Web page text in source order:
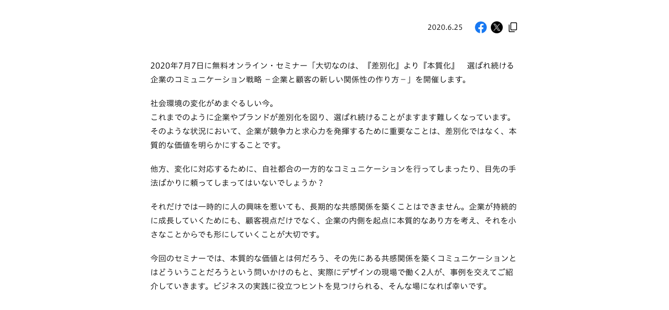
2020.6.25
2020年7月7日に無料オンライン・セミナー「大切なのは、『差別化』より『本質化』 選ばれ続ける
企業のコミュニケーション戦略 −企業と顧客の新しい関係性の作り方−」を開催します。
社会環境の変化がめまぐるしい今。
これまでのように企業やブランドが差別化を図り、選ばれ続けることがますます難しくなっています。
そのような状況において、企業が競争力と求心力を発揮するために重要なことは、差別化ではなく、本
質的な価値を明らかにすることです。
他方、変化に対応するために、自社都合の一方的なコミュニケーションを行ってしまったり、目先の手
法ばかりに頼ってしまってはいないでしょうか？
それだけでは一時的に人の興味を惹いても、長期的な共感関係を築くことはできません。企業が持続的
に成長していくためにも、顧客視点だけでなく、企業の内側を起点に本質的なあり方を考え、それを小
さなことからでも形にしていくことが大切です。
今回のセミナーでは、本質的な価値とは何だろう、その先にある共感関係を築くコミュニケーションと
はどういうことだろうという問いかけのもと、実際にデザインの現場で働く2人が、事例を交えてご紹
介していきます。ビジネスの実践に役立つヒントを見つけられる、そんな場になれば幸いです。